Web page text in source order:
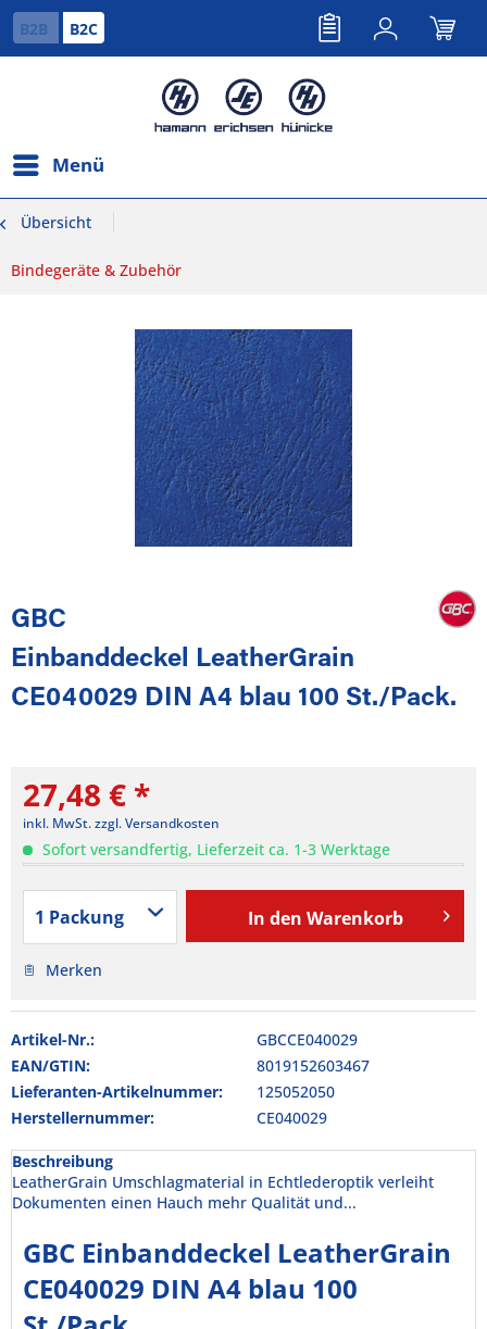
B2B B2C
Menü
Übersicht
Bindegeräte & Zubehör
GBC
Einbanddeckel LeatherGrain
CE040029 DIN A4 blau 100 St./Pack.
27,48 € *
inkl. MwSt.zzgl. Versandkosten
Sofort versandfertig, Lieferzeit ca. 1-3 Werktage
In den Warenkorb
Merken
Artikel-Nr.:
GBCCE040029
EAN/GTIN:
8019152603467
Lieferanten-Artikelnummer:
125052050
Herstellernummer:
CE040029
Beschreibung
LeatherGrain Umschlagmaterial in Echtlederoptik verleiht
Dokumenten einen Hauch mehr Qualität und...
GBC Einbanddeckel LeatherGrain
CE040029 DIN A4 blau 100